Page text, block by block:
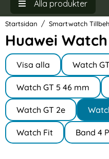
Alla produkter
Startsidan Smartwatch
Huawei
Hoppa
produkter
Underkategorier
Visa alla
I Huawei WatchWatch
Watch GT 5 46 mm
Watch GT 2e
Watch Fit Band 4